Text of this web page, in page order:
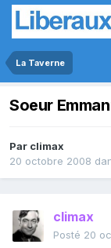
La Taverne
Soeur
Par climax
20 octobre 2008
climax
Posté 20